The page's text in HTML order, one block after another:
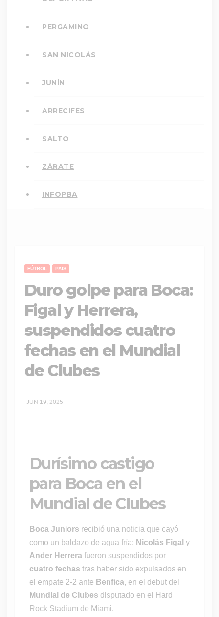
PERGAMINO
SAN NICOLÁS
JUNÍN
ARRECIFES
SALTO
ZÁRATE
INFOPBA
FÚTBOL PAIS
Duro golpe para Boca:
Figal y Herrera,
suspendidos cuatro
fechas en el Mundial
de Clubes
JUN 19, 2025
Durísimo castigo
para Boca en el
Mundial de Clubes
Boca Juniors recibió una noticia que cayó
como un baldazo de agua fría: Nicolás Figal y
Ander Herrera fueron suspendidos por
cuatro fechas tras haber sido expulsados en
el empate 2-2 ante Benfica, en el debut del
Mundial de Clubes disputado en el Hard
Rock Stadium de Miami.